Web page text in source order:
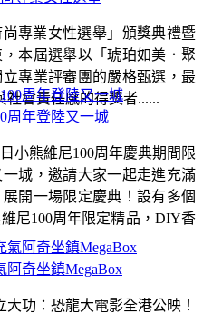
專業女性選舉」頒獎典禮暨
本屆選舉以「琥珀如美．聚
專業評審團的嚴格甄選，最
會責任感的得獎者......
阿奇坐鎮MegaBox
功：恐龍大電影全港公映！
周年登陸又一城
小熊維尼100周年慶典期間限
城，邀請大家一起走進充滿
開一場限定慶典！設有多個
尼100周年限定精品，DIY香